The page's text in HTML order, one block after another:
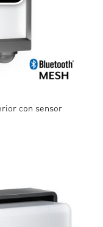
con sensor